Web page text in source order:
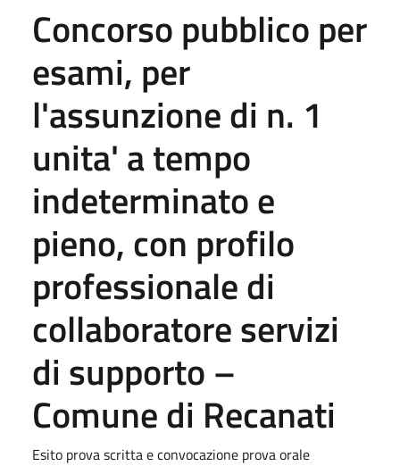
Concorso pubblico per
esami, per
l'assunzione di n. 1
unita' a tempo
indeterminato e
pieno, con profilo
professionale di
collaboratore servizi
di supporto –
Comune di Recanati
Esito prova scritta e convocazione prova orale